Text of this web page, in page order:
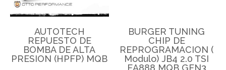
AUTOTECH
REPUESTO DE
BOMBA DE ALTA
PRESION (HPFP) MQB
BURGER TUNING
CHIP DE
REPROGRAMACION (
Modulo) JB4 2.0 TSI
EA888 MQB GEN3